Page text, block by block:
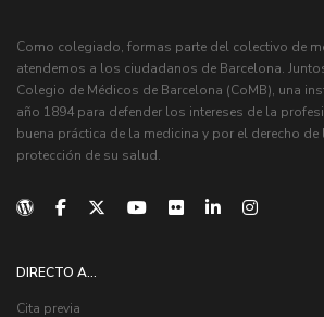
Como colegiado, formas parte del colectivo de
atendemos a los ciudadanos de Barcelona.
Colegio de Médicos de Barcelona (CoMB), una
año 1894 para defender los intereses de la
buena práctica de la medicina y por el derecho
protección de su salud.
DIRECTO A...
Cita previa